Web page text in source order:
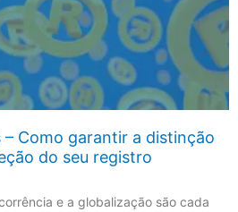
– Como garantir a distinção
do seu registro
e a globalização são cada